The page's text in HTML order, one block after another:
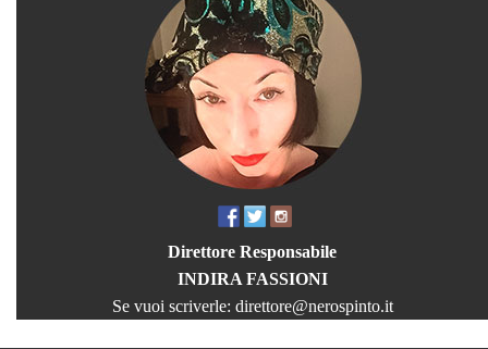
Direttore Responsabile
INDIRA FASSIONI
Se vuoi scriverle: direttore@nerospinto.it